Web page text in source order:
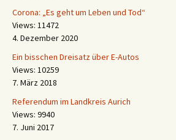
Corona: „Es geht um Leben und Tod“
Views: 11472
4. Dezember 2020
Ein bisschen Dreisatz über E-Autos
Views: 10259
7. März 2018
Referendum im Landkreis Aurich
Views: 9940
7. Juni 2017